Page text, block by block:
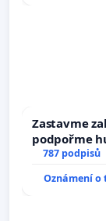
Zastavme
podpořme
787 podpisů
Oznámení